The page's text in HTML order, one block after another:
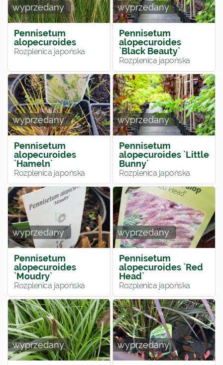
wyprzedany
Pennisetum
alopecuroides
Rozplenica japońska
wyprzedany
Pennisetum
alopecuroides
`Black Beauty`
Rozplenica japońska
wyprzedany
Pennisetum
alopecuroides
`Hameln`
Rozplenica japońska
wyprzedany
Pennisetum
alopecuroides `Little
Bunny`
Rozplenica japońska
wyprzedany
Pennisetum
alopecuroides
`Moudry`
Rozplenica japońska
wyprzedany
Pennisetum
alopecuroides `Red
Head`
Rozplenica japońska
wyprzedany wyprzedany